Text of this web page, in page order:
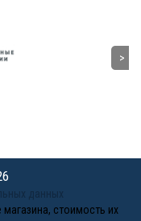
данных
магазина, стоимость их